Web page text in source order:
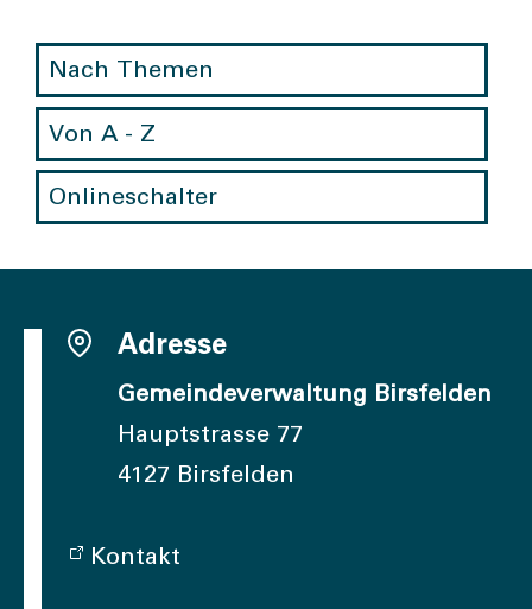
Nach Themen
Von A - Z
Onlineschalter
Adresse
Gemeindeverwaltung Birsfelden
Hauptstrasse 77
4127 Birsfelden
Kontakt